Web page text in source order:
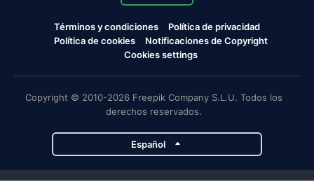
Términos y condiciones
Política de privacidad
Política de cookies
Notificaciones de Copyright
Cookies settings
Copyright © 2010-2026 Freepik Company S.L.U. Todos los
derechos reservados.
Español